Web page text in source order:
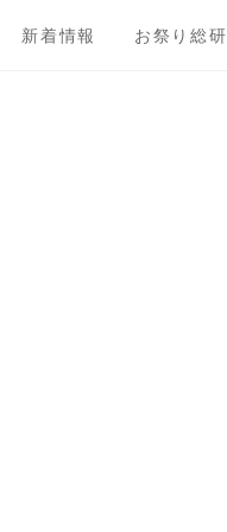
新着情報 お祭り総研